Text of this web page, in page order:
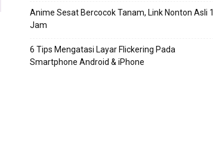
Anime Sesat Bercocok Tanam, Link Nonton Asli 1
Jam
6 Tips Mengatasi Layar Flickering Pada
Smartphone Android & iPhone